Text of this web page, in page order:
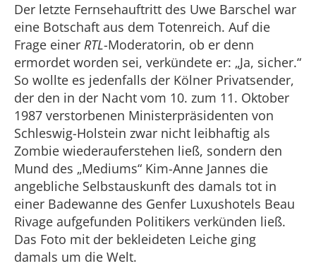
Der letzte Fernsehauftritt des Uwe Barschel war
eine Botschaft aus dem Totenreich. Auf die
Frage einer RTL-Moderatorin, ob er denn
ermordet worden sei, verkündete er: „Ja, sicher.“
So wollte es jedenfalls der Kölner Privatsender,
der den in der Nacht vom 10. zum 11. Oktober
1987 verstorbenen Ministerpräsidenten von
Schleswig-Holstein zwar nicht leibhaftig als
Zombie wiederauferstehen ließ, sondern den
Mund des „Mediums“ Kim-Anne Jannes die
angebliche Selbstauskunft des damals tot in
einer Badewanne des Genfer Luxushotels Beau
Rivage aufgefunden Politikers verkünden ließ.
Das Foto mit der bekleideten Leiche ging
damals um die Welt.